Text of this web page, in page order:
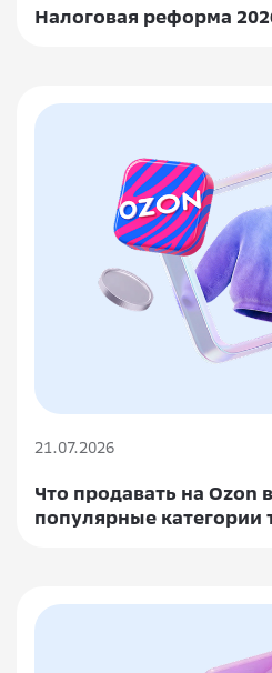
Налоговая реформа
21.07.2026
Что продавать на Ozon
популярные категории